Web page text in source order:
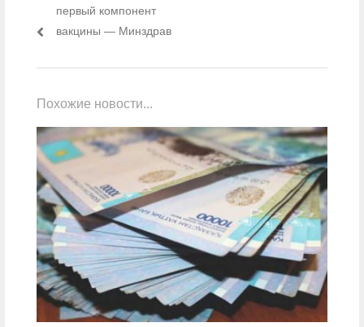
первый компонент
вакцины — Минздрав
Похожие новости...